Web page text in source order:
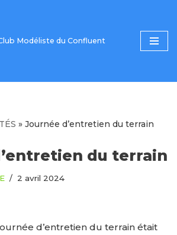
Modéliste du Confluent
» Journée d’entretien du terrain
du terrain
2 avril 2024
d’entretien du terrain était